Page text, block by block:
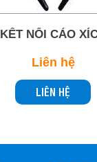
KẾT NỐI CẢO
Liên hệ
LIÊN HỆ